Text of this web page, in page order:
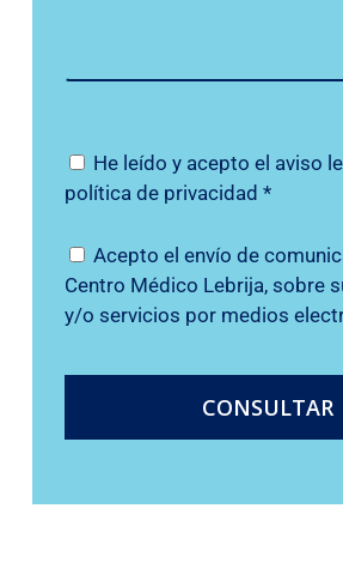
He leído y acepto el aviso
política de privacidad *
Acepto el envío de
Centro Médico Lebrija, sobre
y/o servicios por medios